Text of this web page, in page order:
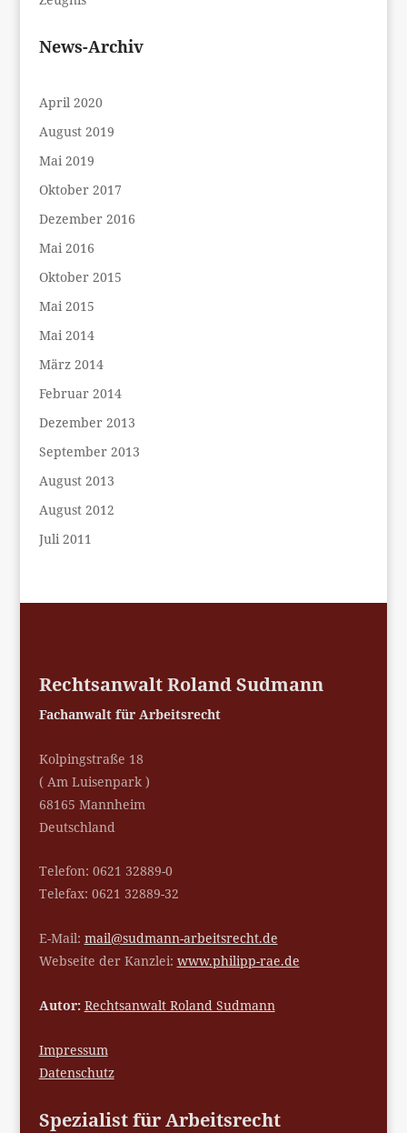
News-Archiv
April 2020
August 2019
Mai 2019
Oktober 2017
Dezember 2016
Mai 2016
Oktober 2015
Mai 2015
Mai 2014
März 2014
Februar 2014
Dezember 2013
September 2013
August 2013
August 2012
Juli 2011
Rechtsanwalt Roland Sudmann
Fachanwalt für Arbeitsrecht
Kolpingstraße 18
( Am Luisenpark )
68165 Mannheim
Deutschland
Telefon: 0621 32889-0
Telefax: 0621 32889-32
E-Mail: mail@sudmann-arbeitsrecht.de
Webseite der Kanzlei: www.philipp-rae.de
Autor: Rechtsanwalt Roland Sudmann
Impressum
Datenschutz
Spezialist für Arbeitsrecht